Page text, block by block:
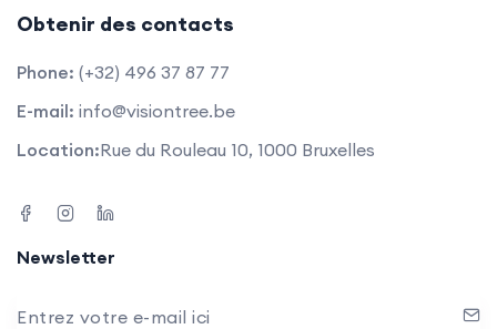
Obtenir des contacts
Phone: (+32) 496 37 87 77
E-mail: info@visiontree.be
Location:Rue du Rouleau 10, 1000 Bruxelles
Newsletter
Entrez votre e-mail ici